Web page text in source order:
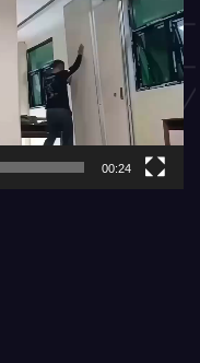
00:24